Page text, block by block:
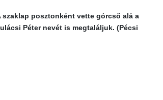
szaklap posztonként vette górcső alá a
Péter nevét is megtaláljuk. (Pécsi